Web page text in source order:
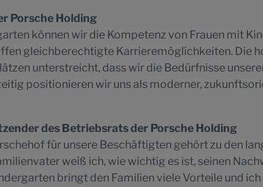
Porsche Holding
können wir die Kompetenz von Frauen mit
gleichberechtigte Karrieremöglichkeiten. Die
unterstreicht, dass wir die Bedürfnisse
positionieren wir uns als moderner,
des Betriebsrats der Porsche Holding
für unsere Beschäftigten gehört zu den
weiß ich, wie wichtig es ist, seinen
bringt den Familien viele Vorteile und